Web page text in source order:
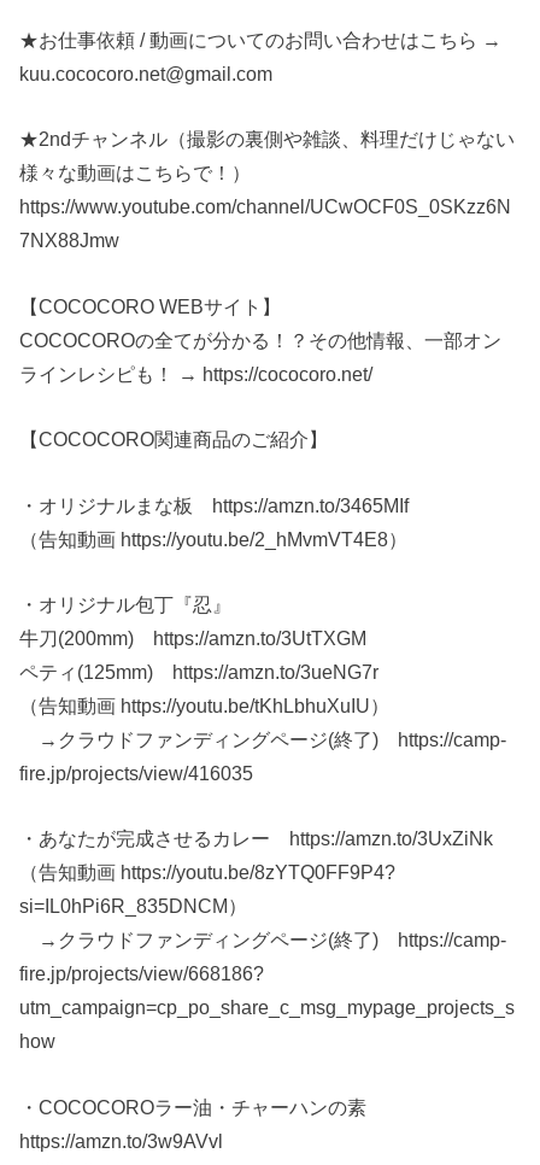
★お仕事依頼 / 動画についてのお問い合わせはこちら →
kuu.cococoro.net@gmail.com
★2ndチャンネル（撮影の裏側や雑談、料理だけじゃない
様々な動画はこちらで！）
https://www.youtube.com/channel/UCwOCF0S_0SKzz6N
7NX88Jmw
【COCOCORO WEBサイト】
COCOCOROの全てが分かる！？その他情報、一部オン
ラインレシピも！ → https://cococoro.net/
【COCOCORO関連商品のご紹介】
・オリジナルまな板 https://amzn.to/3465MIf
（告知動画 https://youtu.be/2_hMvmVT4E8）
・オリジナル包丁『忍』
牛刀(200mm) https://amzn.to/3UtTXGM
ペティ(125mm) https://amzn.to/3ueNG7r
（告知動画 https://youtu.be/tKhLbhuXuIU）
→クラウドファンディングページ(終了) https://camp-
fire.jp/projects/view/416035
・あなたが完成させるカレー https://amzn.to/3UxZiNk
（告知動画 https://youtu.be/8zYTQ0FF9P4?
si=IL0hPi6R_835DNCM）
→クラウドファンディングページ(終了) https://camp-
fire.jp/projects/view/668186?
utm_campaign=cp_po_share_c_msg_mypage_projects_s
how
・COCOCOROラー油・チャーハンの素
https://amzn.to/3w9AVvl